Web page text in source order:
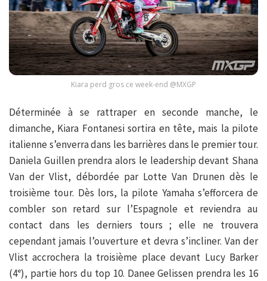
Kiara perd gros ce week-end @MXGP
Déterminée à se rattraper en seconde manche, le
dimanche, Kiara Fontanesi sortira en tête, mais la pilote
italienne s’enverra dans les barrières dans le premier tour.
Daniela Guillen prendra alors le leadership devant Shana
Van der Vlist, débordée par Lotte Van Drunen dès le
troisième tour. Dès lors, la pilote Yamaha s’efforcera de
combler son retard sur l’Espagnole et reviendra au
contact dans les derniers tours ; elle ne trouvera
cependant jamais l’ouverture et devra s’incliner. Van der
Vlist accrochera la troisième place devant Lucy Barker
(4ᵉ), partie hors du top 10. Danee Gelissen prendra les 16